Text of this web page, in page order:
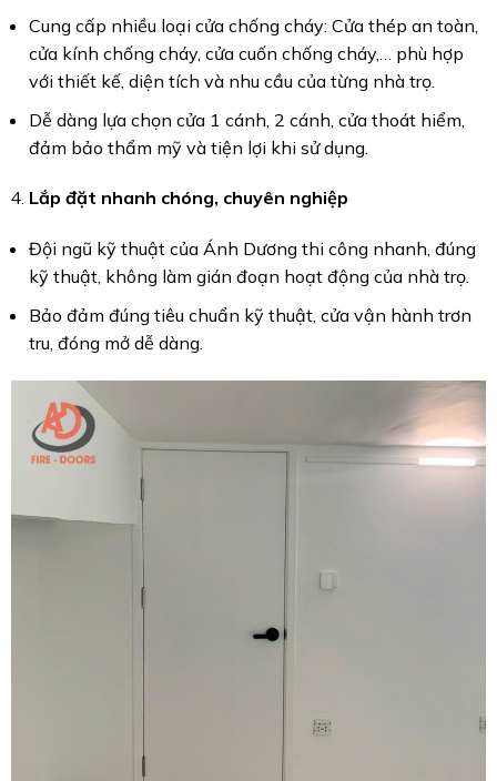
Cung cấp nhiều loại cửa chống cháy: Cửa thép an toàn,
cửa kính chống cháy, cửa cuốn chống cháy,… phù hợp
với thiết kế, diện tích và nhu cầu của từng nhà trọ.
Dễ dàng lựa chọn cửa 1 cánh, 2 cánh, cửa thoát hiểm,
đảm bảo thẩm mỹ và tiện lợi khi sử dụng.
Lắp đặt nhanh chóng, chuyên nghiệp
Đội ngũ kỹ thuật của Ánh Dương thi công nhanh, đúng
kỹ thuật, không làm gián đoạn hoạt động của nhà trọ.
Bảo đảm đúng tiêu chuẩn kỹ thuật, cửa vận hành trơn
tru, đóng mở dễ dàng.